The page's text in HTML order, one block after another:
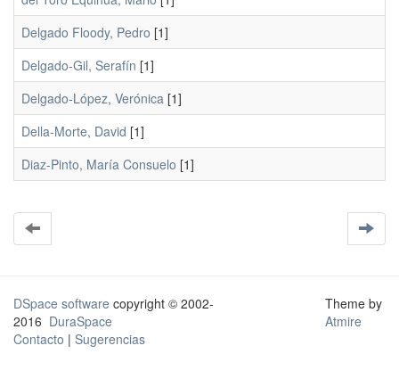
Delgado Floody, Pedro [1]
Delgado-Gil, Serafín [1]
Delgado-López, Verónica [1]
Della-Morte, David [1]
Diaz-Pinto, María Consuelo [1]
DSpace software copyright © 2002-
2016 DuraSpace
Contacto | Sugerencias
Theme by
Atmire